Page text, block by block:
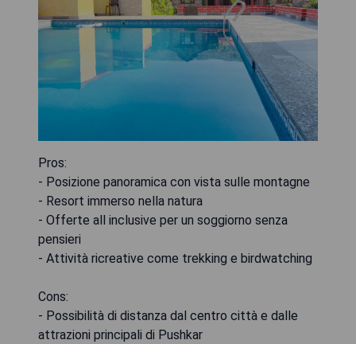
Pros:
- Posizione panoramica con vista sulle montagne
- Resort immerso nella natura
- Offerte all inclusive per un soggiorno senza
pensieri
- Attività ricreative come trekking e birdwatching
Cons:
- Possibilità di distanza dal centro città e dalle
attrazioni principali di Pushkar